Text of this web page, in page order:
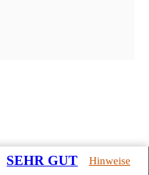
wir für Sie
SEHR GUT Hinweise